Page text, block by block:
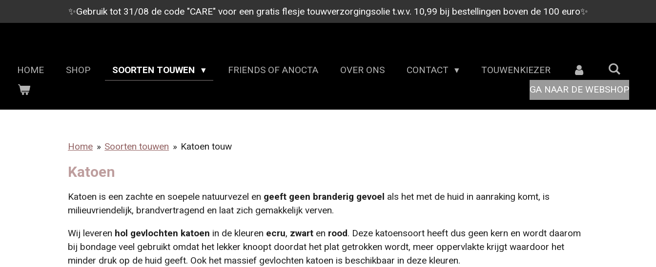
direct
hoofdinhoud
✨Gebruik tot 31/08 de code "CARE" voor een gratis flesje touwverzorgingsolie t.w.v. 10,99 bij bestellingen boven de 100 euro✨
HOME SHOP SOORTEN TOUWEN FRIENDS OF ANOCTA OVER ONS CONTACT
TOUWENKIEZER
GA NAAR DE WEBSHOP
Home » Soorten touwen » Katoen touw
Katoen
Katoen is een zachte en soepele natuurvezel en geeft geen branderig gevoel als het met de huid in aanraking komt, is
milieuvriendelijk, brandvertragend en laat zich gemakkelijk verven.
Wij leveren hol gevlochten katoen in de kleuren ecru, zwart en rood. Deze katoensoort heeft dus geen kern en wordt daarom
bij bondage veel gebruikt omdat het lekker knoopt doordat het plat getrokken wordt, meer oppervlakte krijgt waardoor het
minder druk op de huid geeft. Ook het massief gevlochten katoen is beschikbaar in deze kleuren.